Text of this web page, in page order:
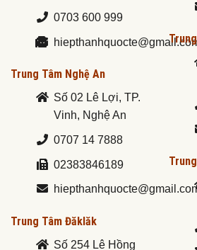
0703 600 999
Trung Tâm Nghệ An
Số 02 Lê Lợi, TP.
Vinh, Nghệ An
0707 14 7888
02383846189
Trung Tâm Đăklăk
Số 254 Lê Hồng